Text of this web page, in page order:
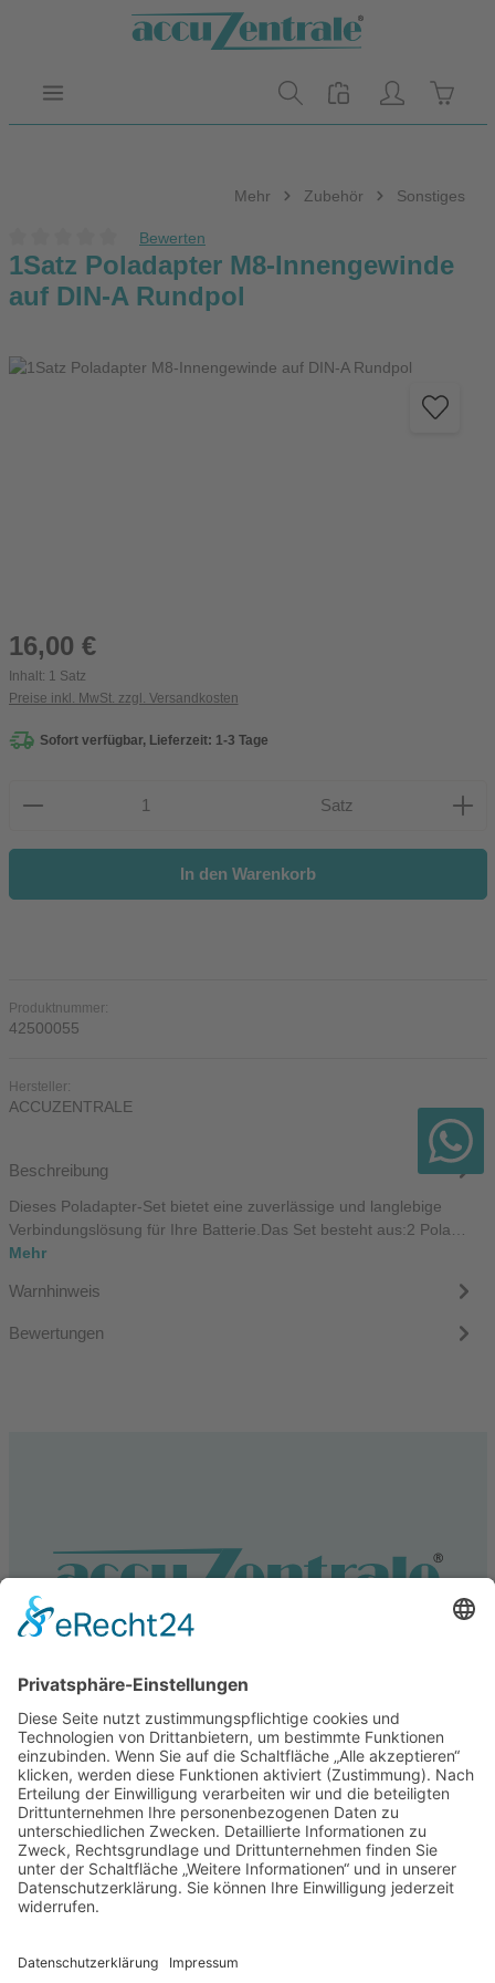
Zum Hauptinhalt springen
Mehr Zubehör Sonstiges
Durchschnittliche Bewertung von 0 von 5 Sternen
Bewerten
1Satz Poladapter M8-Innengewinde
auf DIN-A Rundpol
Bildergalerie überspringen
Regulärer Preis:
16,00 €
Inhalt: 1 Satz
Preise inkl. MwSt. zzgl. Versandkosten
Sofort verfügbar, Lieferzeit: 1-3 Tage
Produkt Anzahl: Gib den gewünschten Wert ein oder
Satz
In den Warenkorb
Produktnummer:
42500055
Hersteller:
ACCUZENTRALE
Beschreibung
Dieses Poladapter-Set bietet eine zuverlässige und langlebige
Verbindungslösung für Ihre Batterie.Das Set besteht aus:2 Pola…
Mehr
Warnhinweis
Bewertungen
Service
Information
Unsere weiteren Shops